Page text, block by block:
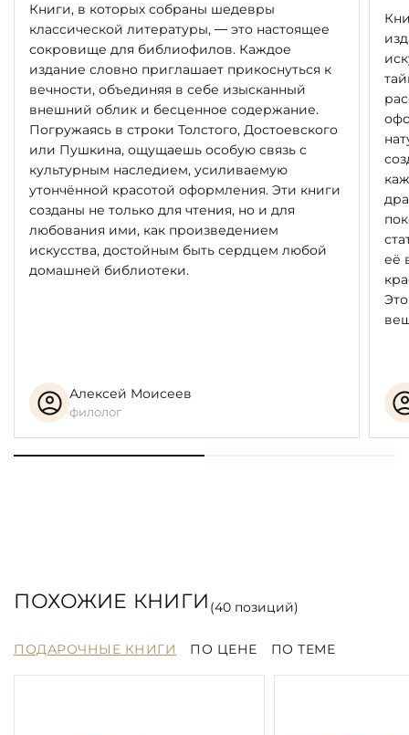
Книги, в которых собраны шедевры
классической литературы, — это настоящее
сокровище для библиофилов. Каждое
издание словно приглашает прикоснуться к
вечности, объединяя в себе изысканный
внешний облик и бесценное содержание.
Погружаясь в строки Толстого, Достоевского
или Пушкина, ощущаешь особую связь с
культурным наследием, усиливаемую
утончённой красотой оформления. Эти книги
созданы не только для чтения, но и для
любования ими, как произведением
искусства, достойным быть сердцем любой
домашней библиотеки.
Алексей Моисеев
филолог
её
ПОХОЖИЕ КНИГИ (40позиций)
ПОДАРОЧНЫЕ КНИГИ ПО ЦЕНЕ ПО ТЕМЕ